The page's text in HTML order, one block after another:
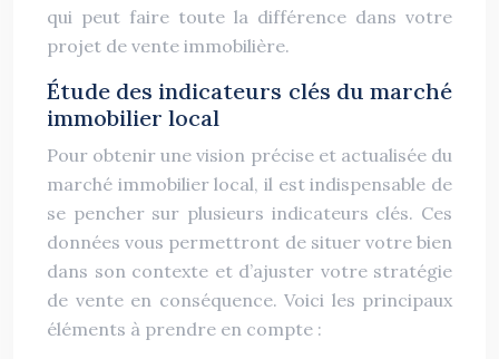
qui peut faire toute la différence dans votre
projet de vente immobilière.
Étude des indicateurs clés du marché
immobilier local
Pour obtenir une vision précise et actualisée du
marché immobilier local, il est indispensable de
se pencher sur plusieurs indicateurs clés. Ces
données vous permettront de situer votre bien
dans son contexte et d’ajuster votre stratégie
de vente en conséquence. Voici les principaux
éléments à prendre en compte :